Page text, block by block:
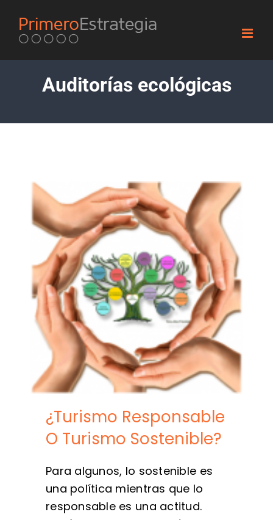
content
Auditorías ecológicas
¿Turismo Responsable
O Turismo Sostenible?
Para algunos, lo sostenible es
una política mientras que lo
responsable es una actitud.